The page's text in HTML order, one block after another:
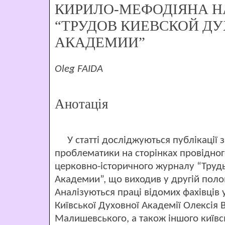
КИРИЛО-МЕФОДІЯНА
“ТРУДОВ КИЕВСКОЙ
АКАДЕМИИ”
Oleg FAIDA
Анотація
У статті досліджуються публікації
проблематики на сторінках
церковно-історичного журналу
Академии”, що виходив у другій
Аналізуються праці відомих фахівців
Київської Духовної Академії Олексія
Малишевського, а також іншого